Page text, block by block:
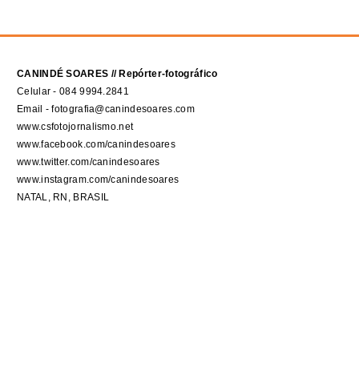
CANINDÉ SOARES // Repórter-fotográfico
Celular - 084 9994.2841
Email - fotografia@canindesoares.com
www.csfotojornalismo.net
www.facebook.com/canindesoares
www.twitter.com/canindesoares
www.instagram.com/canindesoares
NATAL, RN, BRASIL